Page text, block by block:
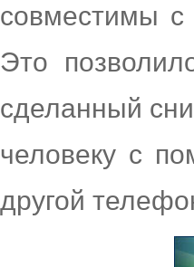
совместимы
Это
сделанный
человеку с
другой